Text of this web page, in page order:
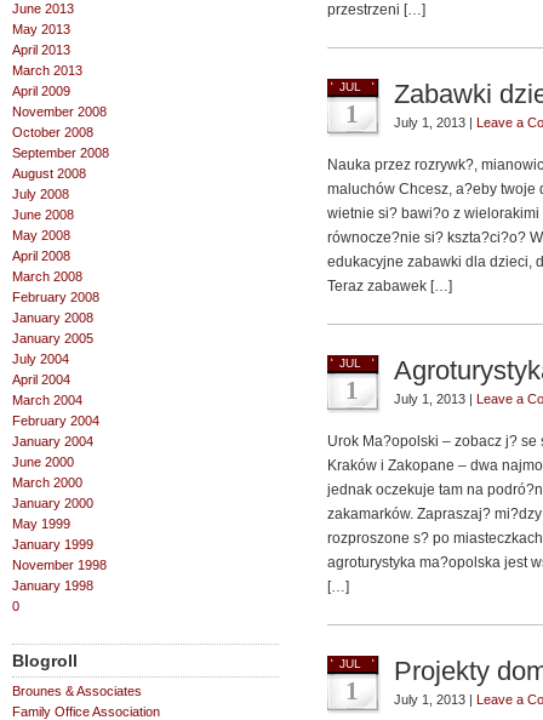
June 2013
May 2013
April 2013
March 2013
April 2009
November 2008
October 2008
September 2008
August 2008
July 2008
June 2008
May 2008
April 2008
March 2008
February 2008
January 2008
January 2005
July 2004
April 2004
March 2004
February 2004
January 2004
June 2000
March 2000
January 2000
May 1999
January 1999
November 1998
January 1998
0
Blogroll
Brounes & Associates
Family Office Association
przestrzeni […]
JUL
1
Zabawki
July 1, 2013 | Leave a
Nauka przez rozrywk?,
maluchów Chcesz, a?eby
wietnie si? bawi?o z
równocze?nie si? kszta?ci?o?
edukacyjne zabawki dla dzieci,
Teraz zabawek […]
JUL
1 July 1, 2013 | Leave a
Urok Ma?opolski – zobacz j?
Kraków i Zakopane – dwa
jednak oczekuje tam na
zakamarków. Zapraszaj?
rozproszone s? po
agroturystyka ma?opolska jest
[…]
JUL
1
Projekty
July 1, 2013 | Leave a